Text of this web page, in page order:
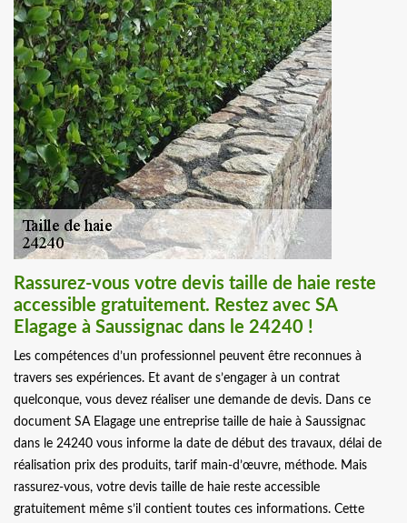
Rassurez-vous votre devis taille de haie reste
accessible gratuitement. Restez avec SA
Elagage à Saussignac dans le 24240 !
Les compétences d’un professionnel peuvent être reconnues à
travers ses expériences. Et avant de s’engager à un contrat
quelconque, vous devez réaliser une demande de devis. Dans ce
document SA Elagage une entreprise taille de haie à Saussignac
dans le 24240 vous informe la date de début des travaux, délai de
réalisation prix des produits, tarif main-d’œuvre, méthode. Mais
rassurez-vous, votre devis taille de haie reste accessible
gratuitement même s’il contient toutes ces informations. Cette